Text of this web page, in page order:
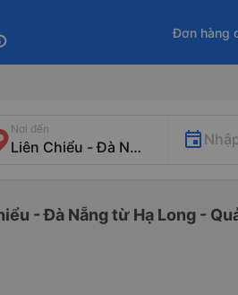
Đơn hàng
Nơi đến
- Đà Nẵng từ Hạ Long -